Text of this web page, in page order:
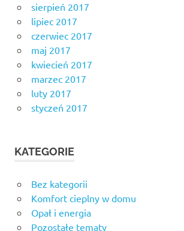
sierpień 2017
lipiec 2017
czerwiec 2017
maj 2017
kwiecień 2017
marzec 2017
luty 2017
styczeń 2017
KATEGORIE
Bez kategorii
Komfort cieplny w domu
Opał i energia
Pozostałe tematy